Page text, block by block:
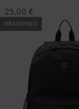
25,00 €
BRANDNEU